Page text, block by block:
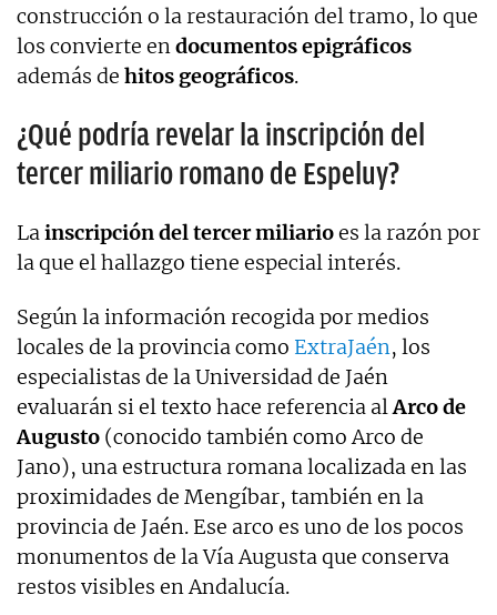
construcción o la restauración del tramo, lo que
los convierte endocumentos epigráficos
además de hitos geográficos.
¿Qué podría revelar la inscripción del
tercer miliario romano de Espeluy?
Lainscripción del tercer miliarioes la razón por
la que el hallazgo tiene especial interés.
Según la información recogida por medios
locales de la provincia como ExtraJaén, los
especialistas de la Universidad de Jaén
evaluarán si el texto hace referencia alArco de
Augusto (conocido también como Arco de
Jano), una estructura romana localizada en las
proximidades de Mengíbar, también en la
provincia de Jaén. Ese arco es uno de los pocos
monumentos de la Vía Augusta que conserva
restos visibles en Andalucía.